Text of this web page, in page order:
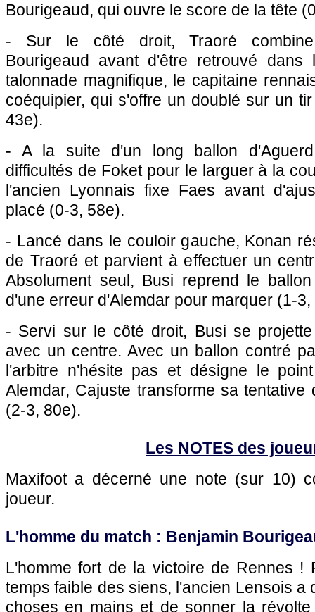
Bourigeaud, qui ouvre le score de la tête
- Sur le côté droit, Traoré combine
Bourigeaud avant d'être retrouvé dans
talonnade magnifique, le capitaine
coéquipier, qui s'offre un doublé sur un
43e).
- A la suite d'un long ballon
difficultés de Foket pour le larguer à la
l'ancien Lyonnais fixe Faes avant
placé (0-3, 58e).
- Lancé dans le couloir gauche, Konan
de Traoré et parvient à effectuer un
Absolument seul, Busi reprend le
d'une erreur d'Alemdar pour marquer (1-3,
- Servi sur le côté droit, Busi se
avec un centre. Avec un ballon contré
l'arbitre n'hésite pas et désigne le
Alemdar, Cajuste transforme sa
(2-3, 80e).
Les NOTES des
Maxifoot a décerné une note (sur 10)
joueur.
L'homme du match : Benjamin
L'homme fort de la victoire de Rennes !
temps faible des siens, l'ancien Lensois a
choses en mains et de sonner la